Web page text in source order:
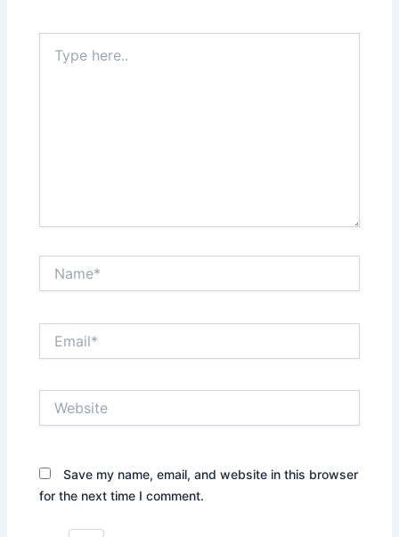
here..
Save my name, email, and website in this browser
for the next time I comment.